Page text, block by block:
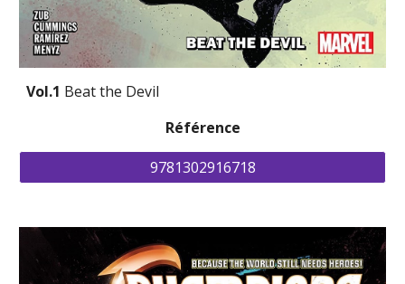
Vol.1 Beat the Devil
Référence
9781302916718